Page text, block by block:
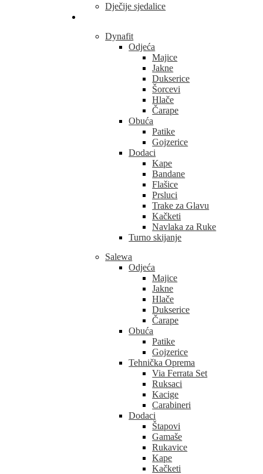
Dječije sjedalice
Dynafit
Odjeća
Majice
Jakne
Dukserice
Šorcevi
Hlače
Čarape
Obuća
Patike
Gojzerice
Dodaci
Kape
Bandane
Flašice
Prsluci
Trake za Glavu
Kačketi
Navlaka za Ruke
Turno skijanje
Salewa
Odjeća
Majice
Jakne
Hlače
Dukserice
Čarape
Obuća
Patike
Gojzerice
Tehnička Oprema
Via Ferrata Set
Ruksaci
Kacige
Carabineri
Dodaci
Štapovi
Gamaše
Rukavice
Kape
Kačketi